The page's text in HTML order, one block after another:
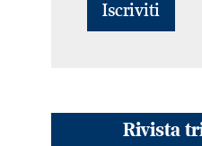
Rivista